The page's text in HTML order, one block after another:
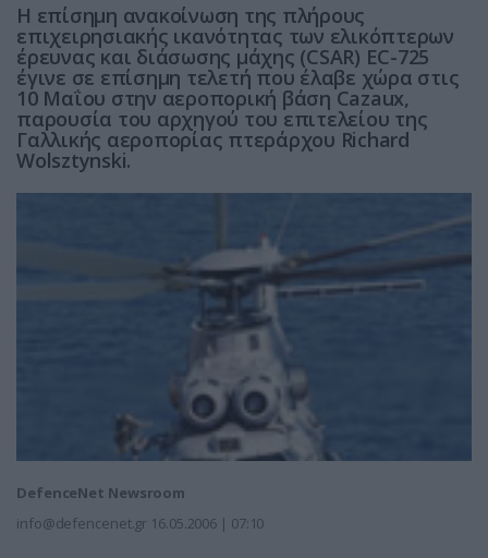
Η επίσημη ανακοίνωση της πλήρους
επιχειρησιακής ικανότητας των ελικόπτερων
έρευνας και διάσωσης μάχης (CSAR) EC-725
έγινε σε επίσημη τελετή που έλαβε χώρα στις
10 Μαΐου στην αεροπορική βάση Cazaux,
παρουσία του αρχηγού του επιτελείου της
Γαλλικής αεροπορίας πτεράρχου Richard
Wolsztynski.
DefenceNet Newsroom
info@defencenet.gr 16.05.2006 | 07:10